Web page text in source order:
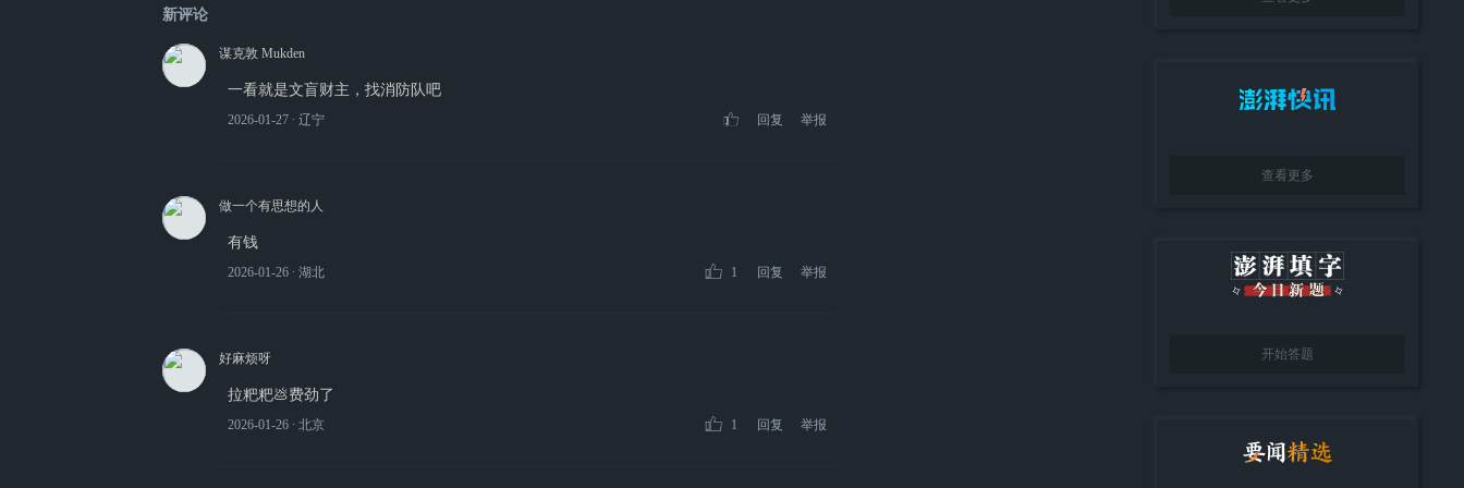
新评论
谋克敦 Mukden
一看就是文盲财主，找消防队吧
2026-01-27 ∙ 辽宁 回复 举报
做一个有思想的人
有钱
2026-01-26 ∙ 湖北 1 回复 举报
好麻烦呀
拉粑粑💩费劲了
2026-01-26 ∙ 北京 1 回复 举报
查看更多
开始答题